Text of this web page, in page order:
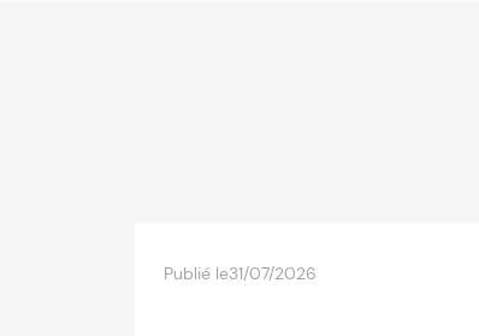
Publié le31/07/2026